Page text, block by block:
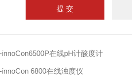
innoCon6500P在线pH计酸度计
innoCon 6800在线浊度仪